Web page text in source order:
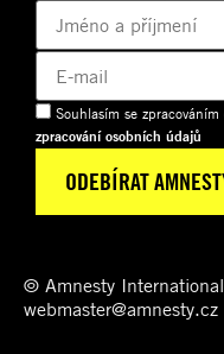
Souhlasím se
zpracování osobních údajů
© Amnesty
webmaster@amnesty.cz